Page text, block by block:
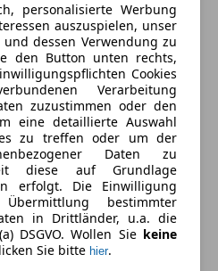
personalisierte Werbung
auszuspielen, unser
dessen Verwendung zu
den Button unten rechts,
Cookies
Verarbeitung
zuzustimmen oder den
eine detaillierte Auswahl
zu treffen oder um der
Daten zu
diese auf Grundlage
erfolgt. Die Einwilligung
bestimmter
in Drittländer, u.a. die
DSGVO. Wollen Sie keine
Sie bitte hier.